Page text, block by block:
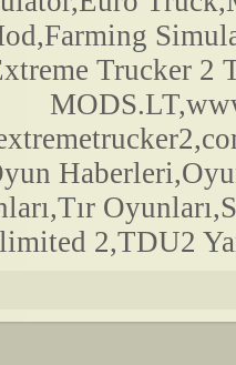
Trucker 2
2,TDU2